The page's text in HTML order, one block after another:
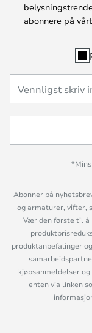
abonnere på
Abonner på
og armaturer, vifter,
Vær den første til å
produktanbefalinger
kjøpsanmeldelser
enten via linken